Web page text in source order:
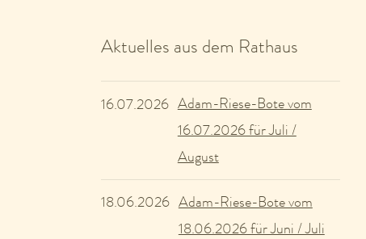
Aktuelles aus dem Rathaus
16.07.2026 Adam-Riese-Bote vom
16.07.2026 für Juli /
August
18.06.2026 Adam-Riese-Bote vom
18.06.2026 für Juni / Juli